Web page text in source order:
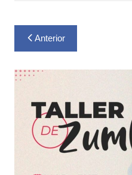
Navegación
de
entradas
Anterior